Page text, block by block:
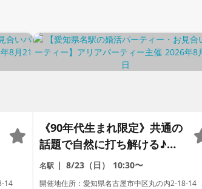
14
《90年代生まれ限定》共通の
話題で自然に打ち解ける♪必
ず全員と話せる安心進行！
名駅 8/23（日） 10:30〜
開催地住所：愛知県名古屋市中区丸の内2-18-14